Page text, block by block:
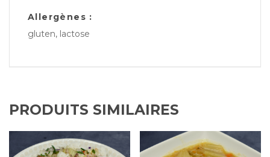
Allergènes :
gluten, lactose
PRODUITS SIMILAIRES